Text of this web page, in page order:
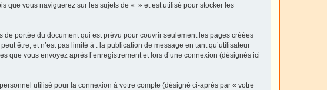
que vous naviguerez sur les sujets de « » et est utilisé pour stocker les
portée du document qui est prévu pour couvrir seulement les pages créées
être, et n’est pas limité à : la publication de message en tant qu’utilisateur
que vous envoyez après l’enregistrement et lors d’une connexion (désignés ici
utilisé pour la connexion à votre compte (désigné ci-après par « votre